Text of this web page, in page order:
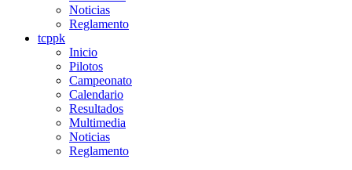
Noticias
Reglamento
tcppk
Inicio
Pilotos
Campeonato
Calendario
Resultados
Multimedia
Noticias
Reglamento